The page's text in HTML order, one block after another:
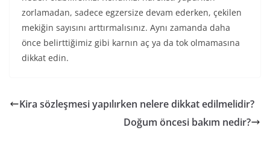
zorlamadan, sadece egzersize devam ederken, çekilen
mekiğin sayısını arttırmalısınız. Aynı zamanda daha
önce belirttiğimiz gibi karnın aç ya da tok olmamasına
dikkat edin.
Kira sözleşmesi yapılırken nelere dikkat edilmelidir?
Doğum öncesi bakım nedir?